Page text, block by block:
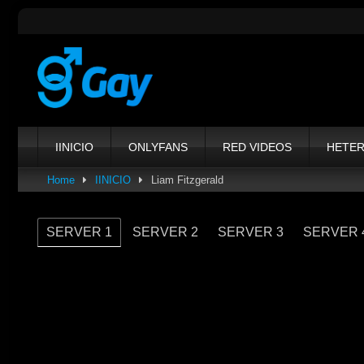
content
IINICIO ONLYFANS RED VIDEOS
Home IINICIO Liam Fitzgerald
SERVER 1 SERVER 2 SERVER 3 SERVER